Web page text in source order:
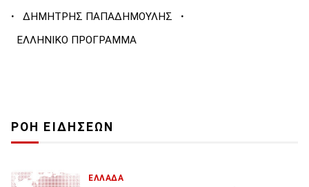
· ΔΗΜΗΤΡΗΣ ΠΑΠΑΔΗΜΟΥΛΗΣ ·
ΕΛΛΗΝΙΚΟ ΠΡΟΓΡΑΜΜΑ
ΡΟΗ ΕΙΔΗΣΕΩΝ
ΕΛΛΑΔΑ